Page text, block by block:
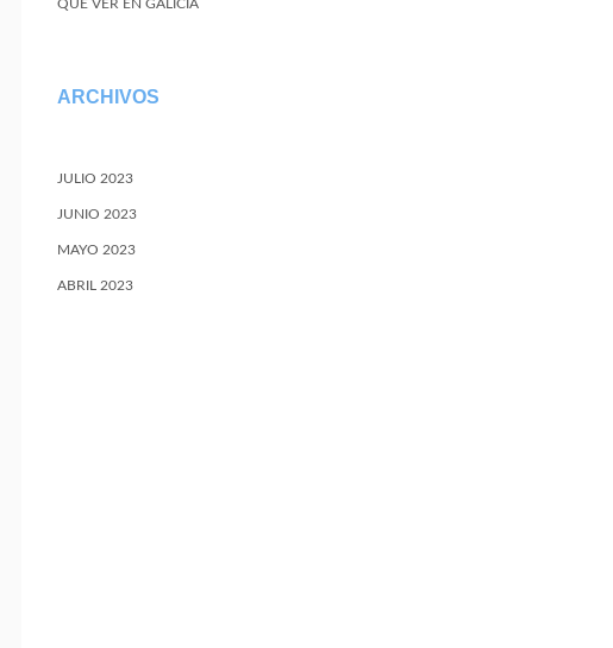
QUE VER EN GALICIA
ARCHIVOS
JULIO 2023
JUNIO 2023
MAYO 2023
ABRIL 2023